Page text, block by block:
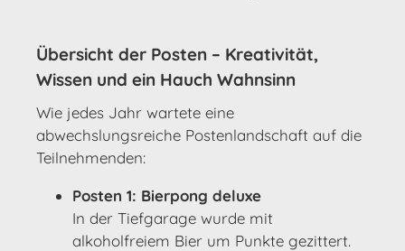
Übersicht der Posten – Kreativität,
Wissen und ein Hauch Wahnsinn
Wie jedes Jahr wartete eine
abwechslungsreiche Postenlandschaft auf die
Teilnehmenden:
Posten 1: Bierpong deluxe
In der Tiefgarage wurde mit
alkoholfreiem Bier um Punkte gezittert.